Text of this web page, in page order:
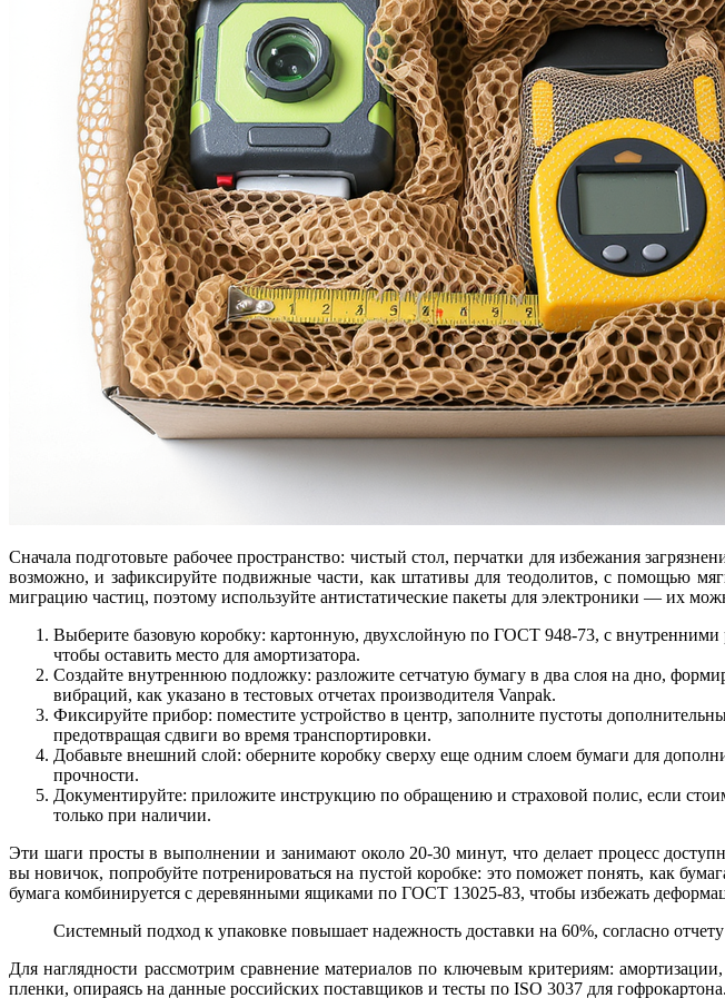
Сначала подготовьте рабочее пространство: чистый стол, перчатки для избежания
возможно, и зафиксируйте подвижные части, как штативы для теодолитов, с помощью
миграцию частиц, поэтому используйте антистатические пакеты для электроники — их
Выберите базовую коробку: картонную, двухслойную по ГОСТ 948-73, с
чтобы оставить место для амортизатора.
Создайте внутреннюю подложку: разложите сетчатую бумагу в два слоя на дно,
вибраций, как указано в тестовых отчетах производителя Vanpak.
Фиксируйте прибор: поместите устройство в центр, заполните пустоты
предотвращая сдвиги во время транспортировки.
Добавьте внешний слой: оберните коробку сверху еще одним слоем бумаги для
прочности.
Документируйте: приложите инструкцию по обращению и страховой полис, если
только при наличии.
Эти шаги просты в выполнении и занимают около 20-30 минут, что делает процесс
вы новичок, попробуйте потренироваться на пустой коробке: это поможет понять, как
бумага комбинируется с деревянными ящиками по ГОСТ 13025-83, чтобы избежать
Системный подход к упаковке повышает надежность доставки на 60%, согласно
Для наглядности рассмотрим сравнение материалов по ключевым критериям:
пленки, опираясь на данные российских поставщиков и тесты по ISO 3037 для